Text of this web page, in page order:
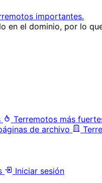
importantes.
en el dominio, por lo
Terremotos más
de archivo
Iniciar sesión